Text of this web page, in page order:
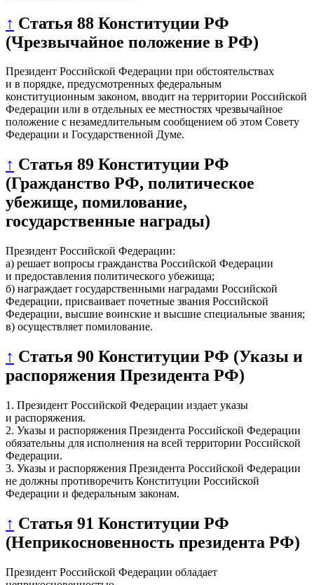
↑ Статья 88 Конституции РФ
(Чрезвычайное положение в РФ)
Президент Российской Федерации при обстоятельствах
и в порядке, предусмотренных федеральным
конституционным законом, вводит на территории Российской
Федерации или в отдельных ее местностях чрезвычайное
положение с незамедлительным сообщением об этом Совету
Федерации и Государственной Думе.
↑ Статья 89 Конституции РФ
(Гражданство РФ, политическое
убежище, помилование,
государственные награды)
Президент Российской Федерации:
а) решает вопросы гражданства Российской Федерации
и предоставления политического убежища;
б) награждает государственными наградами Российской
Федерации, присваивает почетные звания Российской
Федерации, высшие воинские и высшие специальные звания;
в) осуществляет помилование.
↑ Статья 90 Конституции РФ (Указы и
распоряжения Президента РФ)
1. Президент Российской Федерации издает указы
и распоряжения.
2. Указы и распоряжения Президента Российской Федерации
обязательны для исполнения на всей территории Российской
Федерации.
3. Указы и распоряжения Президента Российской Федерации
не должны противоречить Конституции Российской
Федерации и федеральным законам.
↑ Статья 91 Конституции РФ
(Неприкосновенность президента РФ)
Президент Российской Федерации обладает